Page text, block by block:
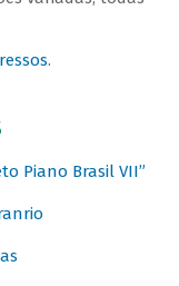
.
Piano Brasil VII”